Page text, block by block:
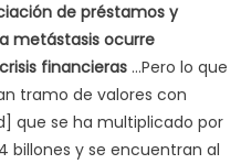
de préstamos y
metástasis ocurre
financieras…Pero lo que
tramo de valores con
que se ha multiplicado por
billones y se encuentran al